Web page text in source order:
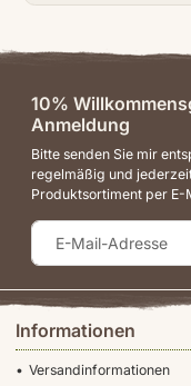
Informationen
Versandinformationen
10%
Anmeldung
Bitte senden Sie mir
regelmäßig und
Produktsortiment per E-